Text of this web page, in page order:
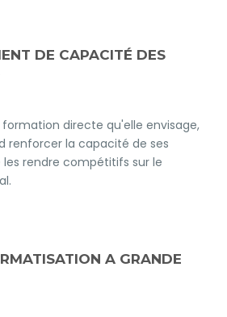
DE CAPACITÉ DES
formation directe qu'elle envisage,
renforcer la capacité de ses
rendre compétitifs sur le
A GRANDE